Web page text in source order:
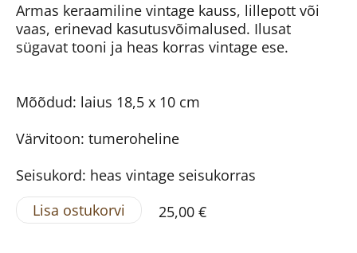
Armas keraamiline vintage kauss, lillepott või
vaas, erinevad kasutusvõimalused. Ilusat
sügavat tooni ja heas korras vintage ese.
Mõõdud: laius 18,5 x 10 cm
Värvitoon: tumeroheline
Seisukord: heas vintage seisukorras
Lisa ostukorvi
25,00 €